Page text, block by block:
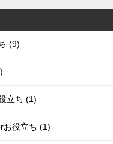
(9)
立ち (1)
お役立ち (1)